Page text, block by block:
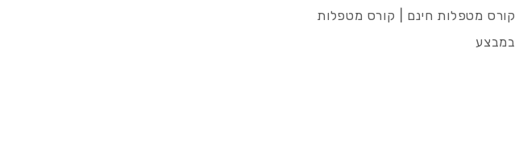
קורס מטפלות חינם | קורס מטפלות
במבצע